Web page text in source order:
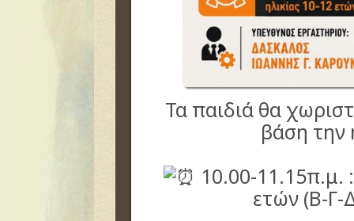
Τα παιδιά θα
βάση την
10.00-11.15π.μ. :
ετών (Β-Γ-